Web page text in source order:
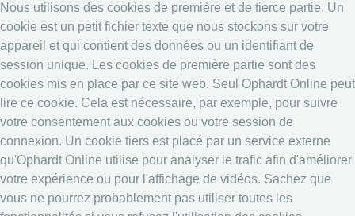
Nous utilisons des cookies de première et de tierce partie. Un
cookie est un petit fichier texte que nous stockons sur votre
appareil et qui contient des données ou un identifiant de
session unique. Les cookies de première partie sont des
cookies mis en place par ce site web. Seul Ophardt Online peut
lire ce cookie. Cela est nécessaire, par exemple, pour suivre
votre consentement aux cookies ou votre session de
connexion. Un cookie tiers est placé par un service externe
qu'Ophardt Online utilise pour analyser le trafic afin d'améliorer
votre expérience ou pour l'affichage de vidéos. Sachez que
vous ne pourrez probablement pas utiliser toutes les
Système en ligne
Système en ligne
Calendrier
Classement
Légal
Securité data
Imprime
other